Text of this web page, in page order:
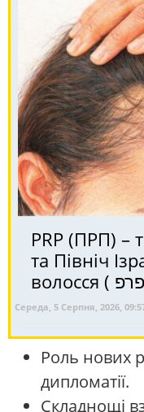
PRP (ПРП) –
та Північ
Середа, 5 Серпня, 2026,
Роль нових
дипломатії.
Складнощі